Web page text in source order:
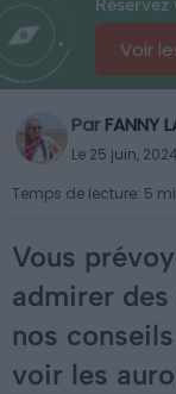
Voir
Par FANNY
Le 25 juin,
Temps de lecture: 5
Vous
admirer
nos
voir les